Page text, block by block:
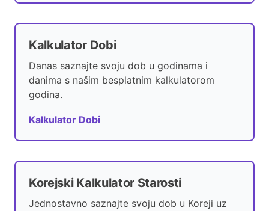
Kalkulator Dobi
Danas saznajte svoju dob u godinama i
danima s našim besplatnim kalkulatorom
godina.
Kalkulator Dobi
Korejski Kalkulator Starosti
Jednostavno saznajte svoju dob u Koreji uz